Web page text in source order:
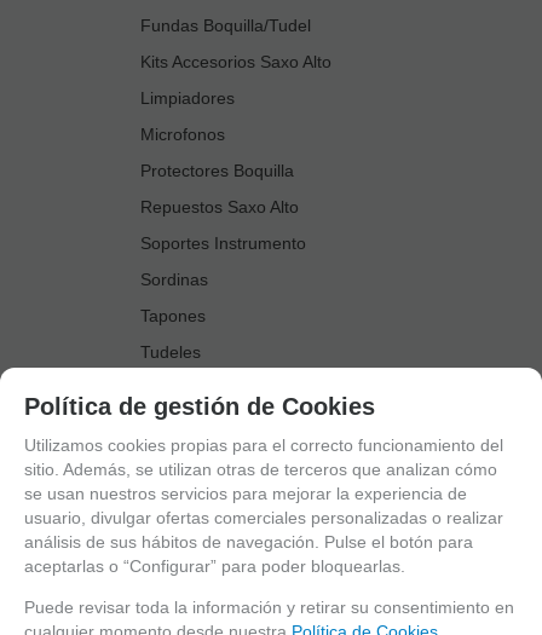
Fundas Boquilla/Tudel
Kits Accesorios Saxo Alto
Limpiadores
Microfonos
Protectores Boquilla
Repuestos Saxo Alto
Soportes Instrumento
Sordinas
Tapones
Tudeles
Accesorios Saxo Tenor
Abrazaderas
Anillo Fonico Saxo Tenor
Atriles Marcha
Boquillas
Boquilleros
Política de gestión de Cookies
Utilizamos cookies propias para el correcto funcionamiento del
sitio. Además, se utilizan otras de terceros que analizan cómo
se usan nuestros servicios para mejorar la experiencia de
usuario, divulgar ofertas comerciales personalizadas o realizar
análisis de sus hábitos de navegación. Pulse el botón para
aceptarlas o “Configurar” para poder bloquearlas.
Puede revisar toda la información y retirar su consentimiento en